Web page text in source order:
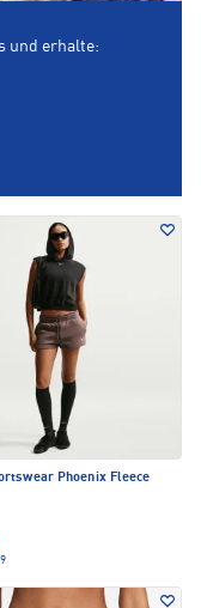
Phoenix Fleece
und erhalte: